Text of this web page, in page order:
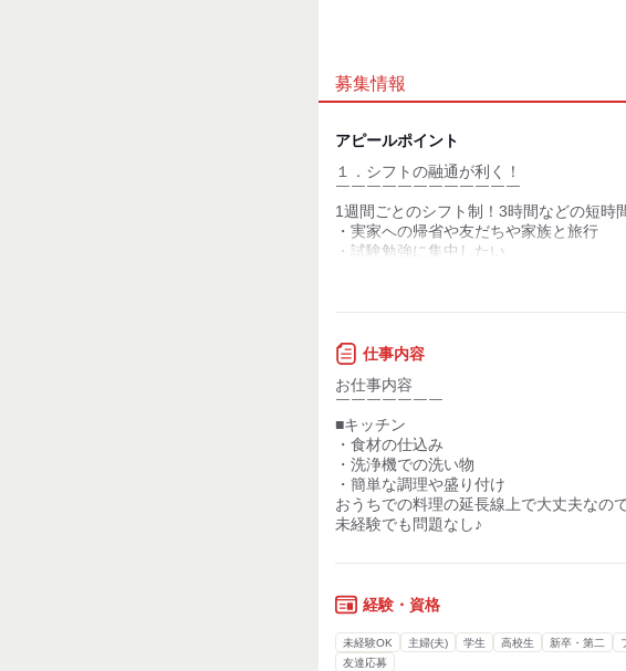
個性が生かせる
デスクワーク
お客様との対話が
少ない
力仕事が少ない
募集情報
アピールポイント
１．シフトの融通が利く！
￣￣￣￣￣￣￣￣￣￣￣￣
1週間ごとのシフト制！3時間などの短時
・実家への帰省や友だちや家族と旅行
・試験勉強に集中したい
パートさんもお子さんの予定に合わせて
２．素敵な社割や賞与も！
￣￣￣￣￣￣￣￣￣￣￣￣
従業員割引で20％割引！
きらくグループ約70店舗で使える食事券
３．頑張ったひとが認められる！
￣￣￣￣￣￣￣￣￣￣￣￣￣￣￣
喜神では年に2回、皆さんの業務スキルを
スキルが高い方やシフトによく貢献して
仕事内容
お仕事内容
￣￣￣￣￣￣￣
■キッチン
・食材の仕込み
・洗浄機での洗い物
・簡単な調理や盛り付け
おうちでの料理の延長線上で大丈夫なので
未経験でも問題なし♪
経験・資格
未経験OK 主婦(夫) 学生 高校生 新卒・第二
友達応募